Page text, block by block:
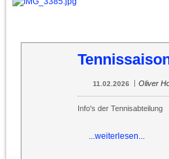
Tennissaison 2026
| Oliver Hoefer |Tennis
Info's der Tennisabteilung
...weiterlesen...